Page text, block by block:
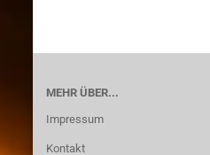
MEHR ÜBER...
Impressum
Kontakt